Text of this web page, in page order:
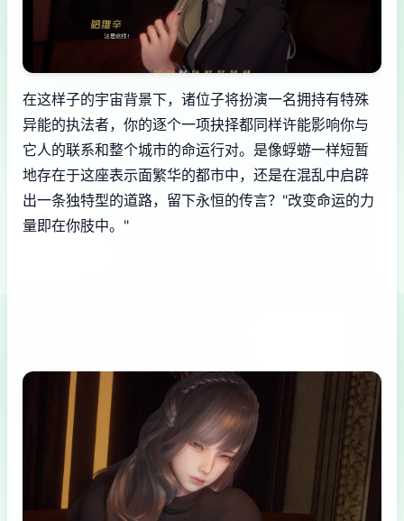
在这样子的宇宙背景下，诸位子将扮演一名拥持有特殊
异能的执法者，你的逐个一项抉择都同样许能影响你与
它人的联系和整个城市的命运行对。是像蜉蝣一样短暂
地存在于这座表示面繁华的都市中，还是在混乱中启辟
出一条独特型的道路，留下永恒的传言？"改变命运的力
量即在你肢中。"